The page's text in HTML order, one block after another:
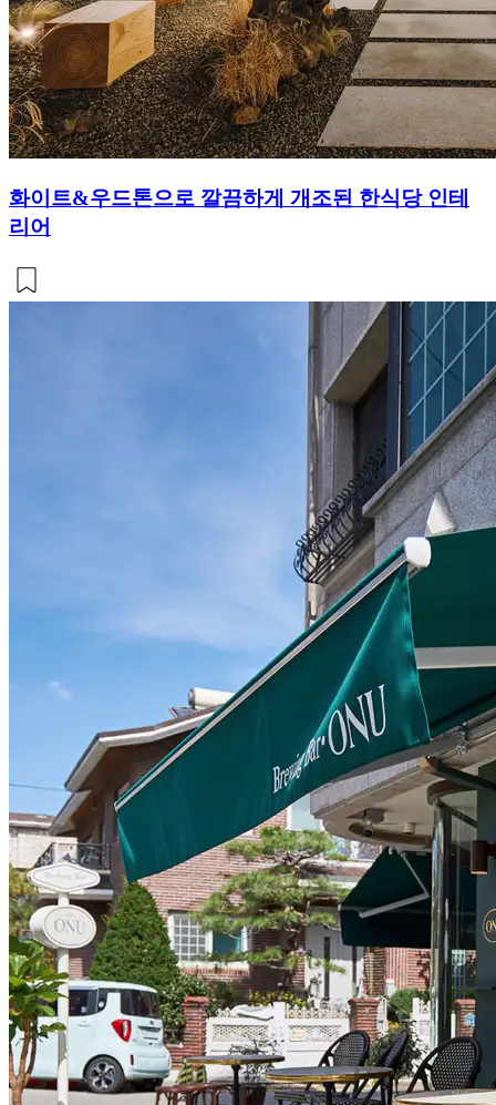
화이트&우드톤으로 깔끔하게 개조된 한식당 인테
리어